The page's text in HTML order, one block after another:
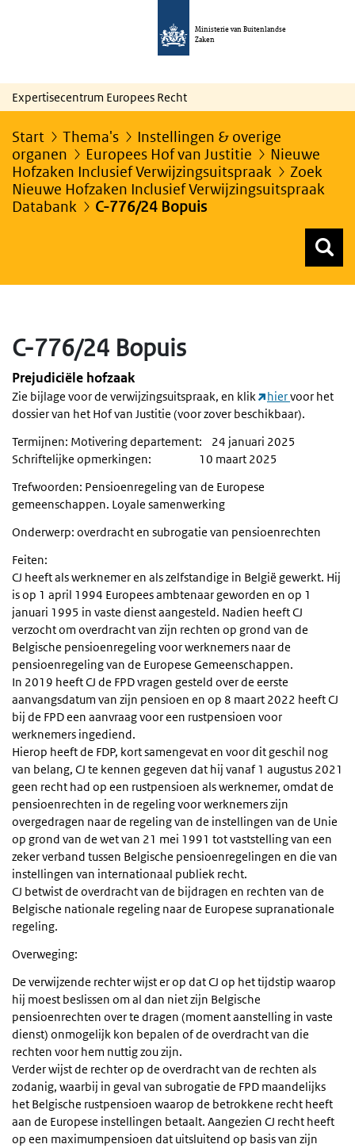
Ministerie van Buitenlandse
Zaken
Expertisecentrum Europees Recht
Start Thema's
Instellingen & overige
organen
Europees Hof van Justitie
Nieuwe
Hofzaken Inclusief Verwijzingsuitspraak
Zoek
Nieuwe Hofzaken Inclusief Verwijzingsuitspraak
Databank
C-776/24 Bopuis
C-776/24 Bopuis
Prejudiciële hofzaak
Zie bijlage voor de verwijzingsuitspraak, en klik hiervoor het
dossier van het Hof van Justitie (voor zover beschikbaar).
Termijnen: Motivering departement: 24 januari 2025
Schriftelijke opmerkingen: 10 maart 2025
Trefwoorden: Pensioenregeling van de Europese
gemeenschappen. Loyale samenwerking
Onderwerp: overdracht en subrogatie van pensioenrechten
Feiten:
CJ heeft als werknemer en als zelfstandige in België gewerkt. Hij
is op 1 april 1994 Europees ambtenaar geworden en op 1
januari 1995 in vaste dienst aangesteld. Nadien heeft CJ
verzocht om overdracht van zijn rechten op grond van de
Belgische pensioenregeling voor werknemers naar de
pensioenregeling van de Europese Gemeenschappen.
In 2019 heeft CJ de FPD vragen gesteld over de eerste
aanvangsdatum van zijn pensioen en op 8 maart 2022 heeft CJ
bij de FPD een aanvraag voor een rustpensioen voor
werknemers ingediend.
Hierop heeft de FDP, kort samengevat en voor dit geschil nog
van belang, CJ te kennen gegeven dat hij vanaf 1 augustus 2021
geen recht had op een rustpensioen als werknemer, omdat de
pensioenrechten in de regeling voor werknemers zijn
overgedragen naar de regeling van de instellingen van de Unie
op grond van de wet van 21 mei 1991 tot vaststelling van een
zeker verband tussen Belgische pensioenregelingen en die van
instellingen van internationaal publiek recht.
CJ betwist de overdracht van de bijdragen en rechten van de
Belgische nationale regeling naar de Europese supranationale
regeling.
Overweging:
De verwijzende rechter wijst er op dat CJ op het tijdstip waarop
hij moest beslissen om al dan niet zijn Belgische
pensioenrechten over te dragen (moment aanstelling in vaste
dienst) onmogelijk kon bepalen of de overdracht van die
rechten voor hem nuttig zou zijn.
Verder wijst de rechter op de overdracht van de rechten als
zodanig, waarbij in geval van subrogatie de FPD maandelijks
het Belgische rustpensioen waarop de betrokkene recht heeft
aan de Europese instellingen betaalt. Aangezien CJ recht heeft
op een maximumpensioen dat uitsluitend op basis van zijn